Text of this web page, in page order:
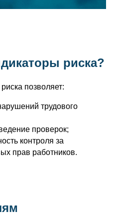
риска?
позволяет:
трудового
проверок;
контроля за
прав работников.